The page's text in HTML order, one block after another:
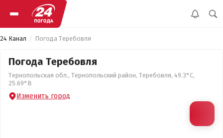
24 Канал Погода Теребовля
Погода Теребовля
Тернопольская обл., Тернопольский район, Теребовля, 49.3°С,
25.69°В
Изменить город